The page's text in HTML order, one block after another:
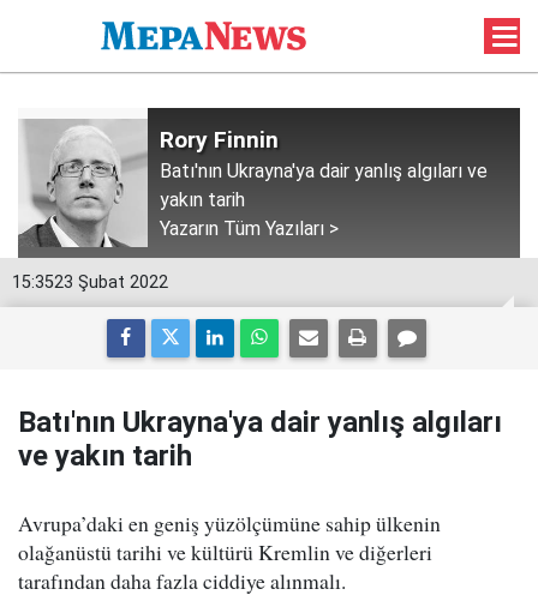
Rory Finnin
Batı'nın Ukrayna'ya dair yanlış algıları ve
yakın tarih
Yazarın Tüm Yazıları >
15:3523 Şubat 2022
Batı'nın Ukrayna'ya dair yanlış algıları
ve yakın tarih
Avrupa’daki en geniş yüzölçümüne sahip ülkenin
olağanüstü tarihi ve kültürü Kremlin ve diğerleri
tarafından daha fazla ciddiye alınmalı.